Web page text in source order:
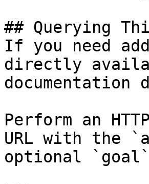
## Querying
If you need
directly
Perform an
URL with the
optional